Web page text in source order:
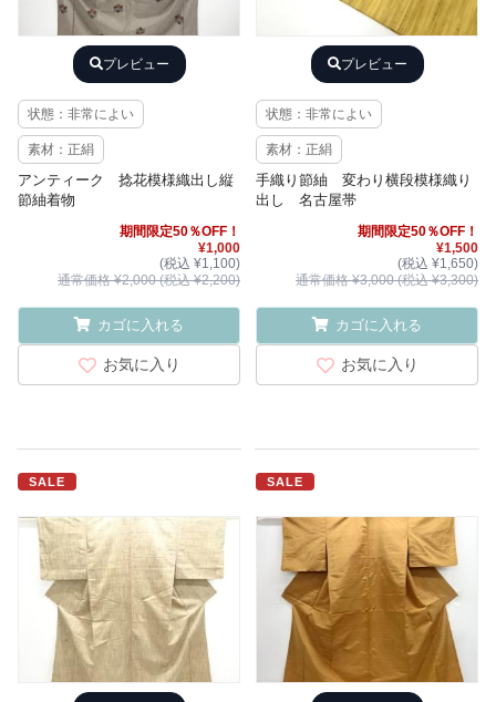
プレビュー
状態：非常によい
素材：正絹
アンティーク 捻花模様織出し縦
節紬着物
期間限定50％OFF！
¥1,000
(税込 ¥1,100)
通常価格 ¥2,000 (税込 ¥2,200)
カゴに入れる
お気に入り
プレビュー
状態：非常によい
素材：正絹
手織り節紬 変わり横段模様織り
出し 名古屋帯
期間限定50％OFF！
¥1,500
(税込 ¥1,650)
通常価格 ¥3,000 (税込 ¥3,300)
カゴに入れる
お気に入り
SALE SALE